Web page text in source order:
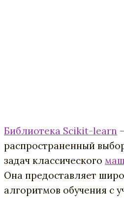
Библиотека Scikit-learn
распространенный
задач классического
Она предоставляет
алгоритмов обучения с